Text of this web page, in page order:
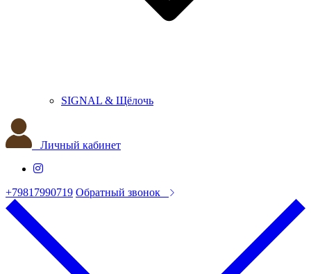
SIGNAL & Щёлочь
Личный кабинет
+79817990719 Обратный звонок